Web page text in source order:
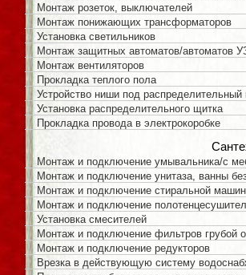
Монтаж розеток, выключателей
Монтаж понижающих трансформаторов
Установка светильников
Монтаж защитных автоматов/автоматов
Монтаж вентиляторов
Прокладка теплого пола
Устройство ниши под распределительный
Установка распределительного щитка
Прокладка провода в электрокоробке
Монтаж и подключение умывальника/с
Монтаж и подключение унитаза, ванны
Монтаж и подключение стиральной
Монтаж и подключение
Установка смесителей
Монтаж и подключение фильтров грубой
Монтаж и подключение редукторов
Врезка в действующую систему